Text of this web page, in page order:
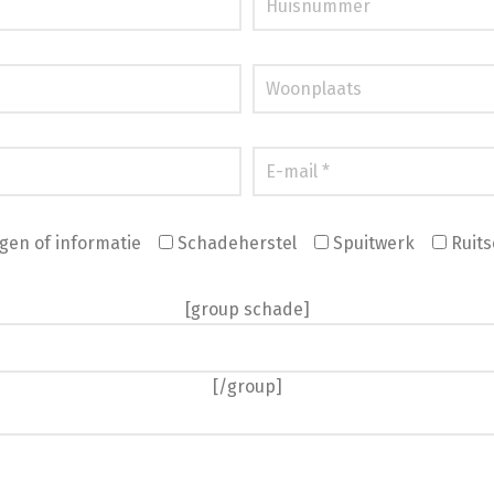
of informatie Schadeherstel Spuitwerk
[group schade]
[/group]